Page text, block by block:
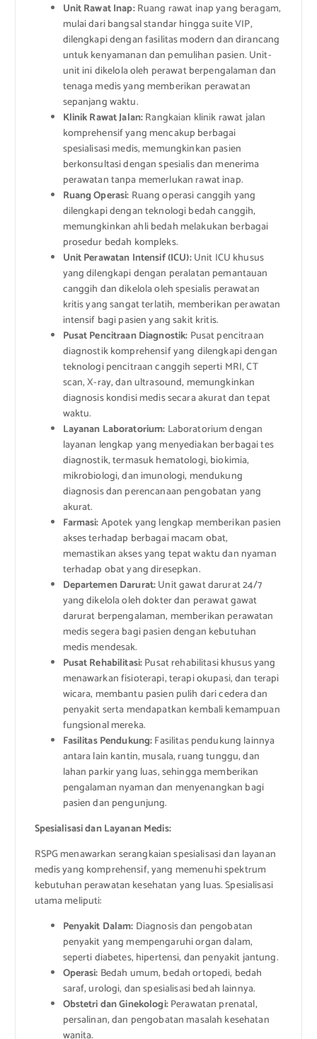
Unit Rawat Inap:Ruang rawat inap yang beragam,
mulai dari bangsal standar hingga suite VIP,
dilengkapi dengan fasilitas modern dan dirancang
untuk kenyamanan dan pemulihan pasien. Unit-
unit ini dikelola oleh perawat berpengalaman dan
tenaga medis yang memberikan perawatan
sepanjang waktu.
Klinik Rawat Jalan:Rangkaian klinik rawat jalan
komprehensif yang mencakup berbagai
spesialisasi medis, memungkinkan pasien
berkonsultasi dengan spesialis dan menerima
perawatan tanpa memerlukan rawat inap.
Ruang Operasi: Ruang operasi canggih yang
dilengkapi dengan teknologi bedah canggih,
memungkinkan ahli bedah melakukan berbagai
prosedur bedah kompleks.
Unit Perawatan Intensif (ICU):Unit ICU khusus
yang dilengkapi dengan peralatan pemantauan
canggih dan dikelola oleh spesialis perawatan
kritis yang sangat terlatih, memberikan perawatan
intensif bagi pasien yang sakit kritis.
Pusat Pencitraan Diagnostik: Pusat pencitraan
diagnostik komprehensif yang dilengkapi dengan
teknologi pencitraan canggih seperti MRI, CT
scan, X-ray, dan ultrasound, memungkinkan
diagnosis kondisi medis secara akurat dan tepat
waktu.
Layanan Laboratorium: Laboratorium dengan
layanan lengkap yang menyediakan berbagai tes
diagnostik, termasuk hematologi, biokimia,
mikrobiologi, dan imunologi, mendukung
diagnosis dan perencanaan pengobatan yang
akurat.
Farmasi:Apotek yang lengkap memberikan pasien
akses terhadap berbagai macam obat,
memastikan akses yang tepat waktu dan nyaman
terhadap obat yang diresepkan.
Departemen Darurat:Unit gawat darurat 24/7
yang dikelola oleh dokter dan perawat gawat
darurat berpengalaman, memberikan perawatan
medis segera bagi pasien dengan kebutuhan
medis mendesak.
Pusat Rehabilitasi:Pusat rehabilitasi khusus yang
menawarkan fisioterapi, terapi okupasi, dan terapi
wicara, membantu pasien pulih dari cedera dan
penyakit serta mendapatkan kembali kemampuan
fungsional mereka.
Fasilitas Pendukung:Fasilitas pendukung lainnya
antara lain kantin, musala, ruang tunggu, dan
lahan parkir yang luas, sehingga memberikan
pengalaman nyaman dan menyenangkan bagi
pasien dan pengunjung.
Spesialisasi dan Layanan Medis:
RSPG menawarkan serangkaian spesialisasi dan layanan
medis yang komprehensif, yang memenuhi spektrum
kebutuhan perawatan kesehatan yang luas. Spesialisasi
utama meliputi:
Penyakit Dalam: Diagnosis dan pengobatan
penyakit yang mempengaruhi organ dalam,
seperti diabetes, hipertensi, dan penyakit jantung.
Operasi: Bedah umum, bedah ortopedi, bedah
saraf, urologi, dan spesialisasi bedah lainnya.
Obstetri dan Ginekologi:Perawatan prenatal,
persalinan, dan pengobatan masalah kesehatan